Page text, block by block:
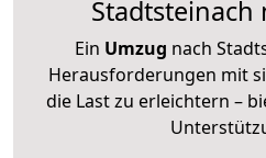
Stadtsteinach
Ein Umzug nach
Herausforderungen mit
die Last zu erleichtern –